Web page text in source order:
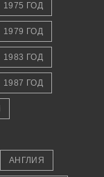
1975 ГОД
1979 ГОД
1983 ГОД
1987 ГОД
АНГЛИЯ